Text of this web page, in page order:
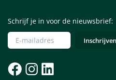
Schrijf je in voor de nieuwsbrief: